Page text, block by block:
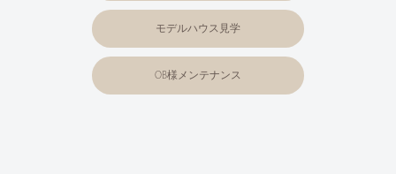
モデルハウス見学
OB様メンテナンス